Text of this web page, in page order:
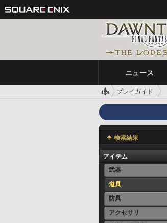
ニュース
プレイガイド
検索結果
アイテム
武器
道具
防具
アクセサリ